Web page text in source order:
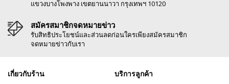
แขวงบางโพงพาง เขตยานนาวา กรุงเทพฯ 10120
สมัครสมาชิกจดหมายข่าว
รับสิทธิประโยชน์และส่วนลดก่อนใครเพียงสมัครสมาชิก
จดหมายข่าวกับเรา
เกี่ยวกับร้าน บริการลูกค้า